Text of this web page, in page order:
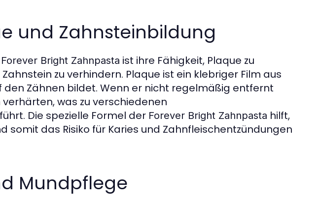
und Zahnsteinbildung
Forever Bright Zahnpasta ist ihre Fähigkeit, Plaque zu
zu verhindern. Plaque ist ein klebriger Film aus
den Zähnen bildet. Wenn er nicht regelmäßig entfernt
was zu verschiedenen
Die spezielle Formel der Forever Bright Zahnpasta hilft,
somit das Risiko für Karies und Zahnfleischentzündungen
Mundpflege